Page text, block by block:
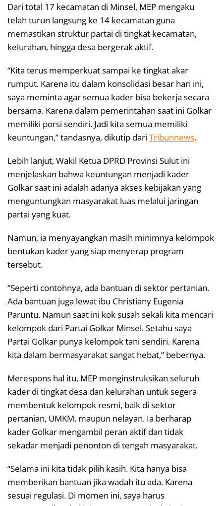
Dari total 17 kecamatan di Minsel, MEP mengaku
telah turun langsung ke 14 kecamatan guna
memastikan struktur partai di tingkat kecamatan,
kelurahan, hingga desa bergerak aktif.
“Kita terus memperkuat sampai ke tingkat akar
rumput. Karena itu dalam konsolidasi besar hari ini,
saya meminta agar semua kader bisa bekerja secara
bersama. Karena dalam pemerintahan saat ini Golkar
memiliki porsi sendiri. Jadi kita semua memiliki
keuntungan,” tandasnya, dikutip dari Tribunnews.
Lebih lanjut, Wakil Ketua DPRD Provinsi Sulut ini
menjelaskan bahwa keuntungan menjadi kader
Golkar saat ini adalah adanya akses kebijakan yang
menguntungkan masyarakat luas melalui jaringan
partai yang kuat.
Namun, ia menyayangkan masih minimnya kelompok
bentukan kader yang siap menyerap program
tersebut.
“Seperti contohnya, ada bantuan di sektor pertanian.
Ada bantuan juga lewat ibu Christiany Eugenia
Paruntu. Namun saat ini kok susah sekali kita mencari
kelompok dari Partai Golkar Minsel. Setahu saya
Partai Golkar punya kelompok tani sendiri. Karena
kita dalam bermasyarakat sangat hebat,” bebernya.
Merespons hal itu, MEP menginstruksikan seluruh
kader di tingkat desa dan kelurahan untuk segera
membentuk kelompok resmi, baik di sektor
pertanian, UMKM, maupun nelayan. Ia berharap
kader Golkar mengambil peran aktif dan tidak
sekadar menjadi penonton di tengah masyarakat.
“Selama ini kita tidak pilih kasih. Kita hanya bisa
memberikan bantuan jika wadah itu ada. Karena
sesuai regulasi. Di momen ini, saya harus